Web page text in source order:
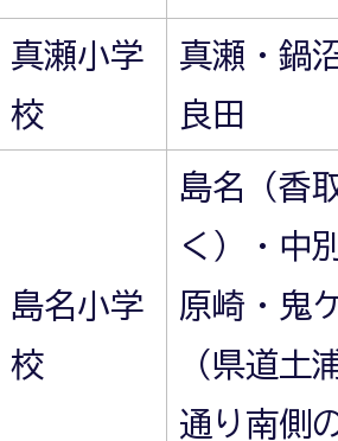
真瀬小学
校
真瀬・鍋
良田
島名小学
校
島名（香
く）・中
原崎・鬼
（県道土
通り南側